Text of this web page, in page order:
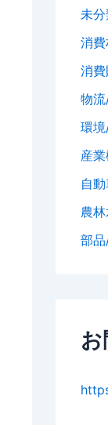
未
消
消
物
環
産
自
農
部